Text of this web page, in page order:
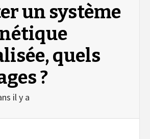
un système
quels
?
il y a